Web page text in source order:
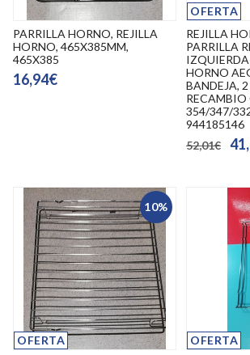
PARRILLA HORNO, REJILLA
HORNO, 465X385MM,
465X385
16,94€
OFERTA
REJILLA
PARRILLA
HORNO
BANDEJA,
354/347/
944185146
52,01€
10%
OFERTA
OFERTA